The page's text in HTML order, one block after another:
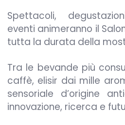
Spettacoli,
eventi animeranno il
tutta la durata della
Tra le bevande più
caffè, elisir dai mille
sensoriale d’origine
innovazione, ricerca e